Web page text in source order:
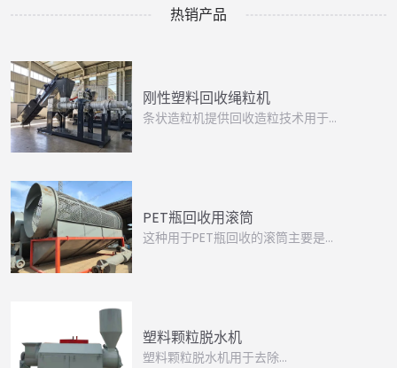
热销产品
刚性塑料回收绳粒机
条状造粒机提供回收造粒技术用于…
PET瓶回收用滚筒
这种用于PET瓶回收的滚筒主要是…
塑料颗粒脱水机
塑料颗粒脱水机用于去除…